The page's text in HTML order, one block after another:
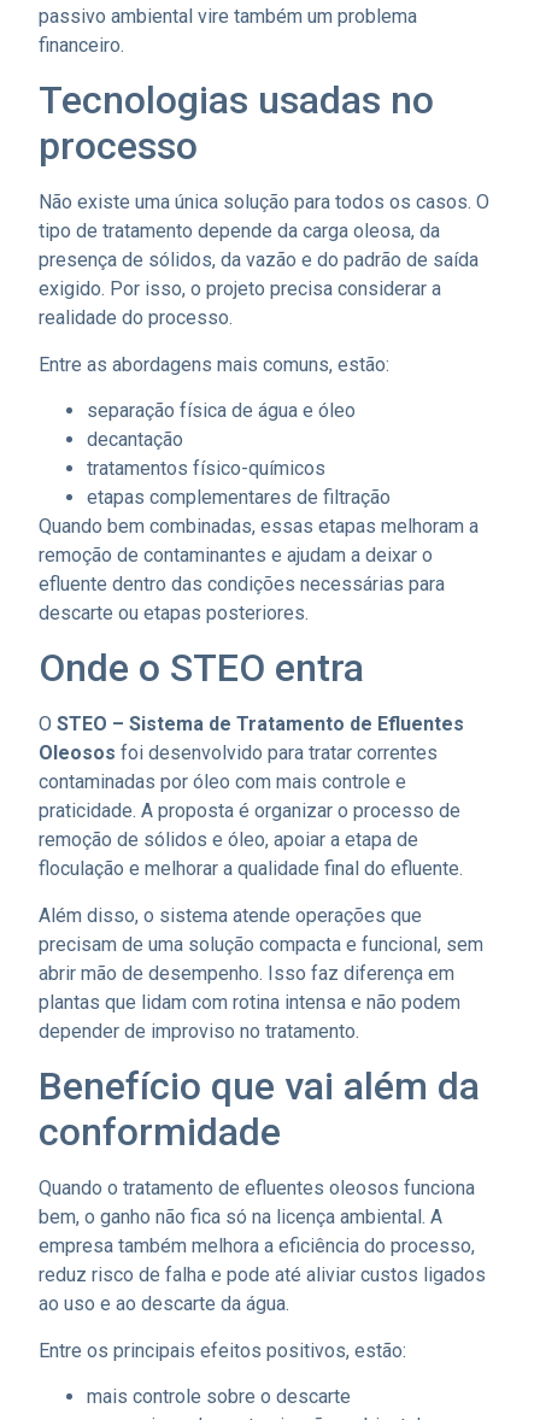
passivo ambiental vire também um problema
financeiro.
Tecnologias usadas no
processo
Não existe uma única solução para todos os casos. O
tipo de tratamento depende da carga oleosa, da
presença de sólidos, da vazão e do padrão de saída
exigido. Por isso, o projeto precisa considerar a
realidade do processo.
Entre as abordagens mais comuns, estão:
separação física de água e óleo
decantação
tratamentos físico-químicos
etapas complementares de filtração
Quando bem combinadas, essas etapas melhoram a
remoção de contaminantes e ajudam a deixar o
efluente dentro das condições necessárias para
descarte ou etapas posteriores.
Onde o STEO entra
O STEO – Sistema de Tratamento de Efluentes
Oleosos foi desenvolvido para tratar correntes
contaminadas por óleo com mais controle e
praticidade. A proposta é organizar o processo de
remoção de sólidos e óleo, apoiar a etapa de
floculação e melhorar a qualidade final do efluente.
Além disso, o sistema atende operações que
precisam de uma solução compacta e funcional, sem
abrir mão de desempenho. Isso faz diferença em
plantas que lidam com rotina intensa e não podem
depender de improviso no tratamento.
Benefício que vai além da
conformidade
Quando o tratamento de efluentes oleosos funciona
bem, o ganho não fica só na licença ambiental. A
empresa também melhora a eficiência do processo,
reduz risco de falha e pode até aliviar custos ligados
ao uso e ao descarte da água.
Entre os principais efeitos positivos, estão:
mais controle sobre o descarte